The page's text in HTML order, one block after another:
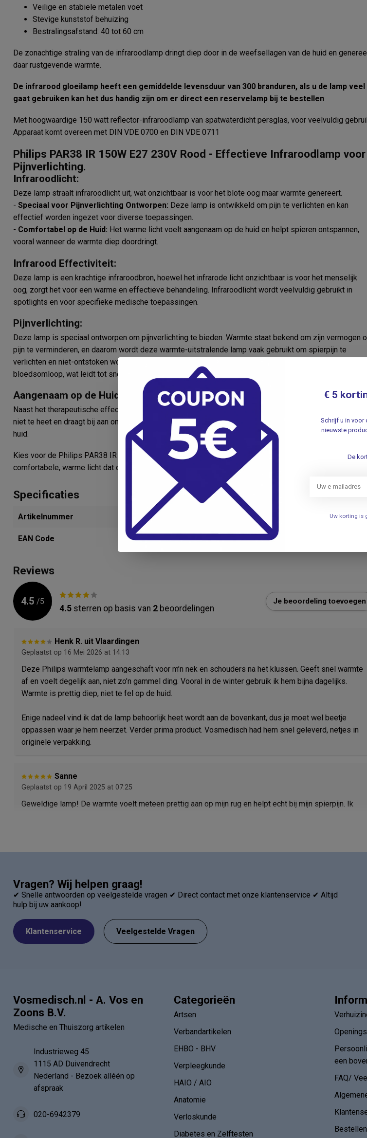
Veilige en stabiele metalen voet
Stevige kunststof behuizing
Bestralingsafstand: 40 tot 60 cm
De zonachtige straling van de infraroodlamp dringt diep door in de weefsellagen van de huid en
daar rustgevende warmte.
De infrarood gloeilamp heeft een gemiddelde levensduur van 300 branduren, als u de lamp veel
gaat gebruiken kan het dus handig zijn om er direct een reservelamp bij te bestellen
Met hoogwaardige 150 watt reflector-infraroodlamp van spatwaterdicht persglas, voor veelvuldig
Apparaat komt overeen met DIN VDE 0700 en DIN VDE 0711
Philips PAR38 IR 150W E27 230V Rood - Effectieve Infraroodlamp voor
Pijnverlichting.
Infraroodlicht:
Deze lamp straalt infraroodlicht uit, wat onzichtbaar is voor het blote oog maar warmte genereert.
- Speciaal voor Pijnverlichting Ontworpen: Deze lamp is ontwikkeld om pijn te verlichten en kan
effectief worden ingezet voor diverse toepassingen.
- Comfortabel op de Huid: Het warme licht voelt aangenaam op de huid en helpt spieren ontspannen,
vooral wanneer de warmte diep doordringt.
Infrarood Effectiviteit:
Deze lamp is een krachtige infraroodbron, hoewel het infrarode licht onzichtbaar is voor het menselijk
oog, zorgt het voor een warme en effectieve behandeling. Infraroodlicht wordt veelvuldig gebruikt in
spotlights en voor specifieke medische toepassingen.
Pijnverlichting:
Deze lamp is speciaal ontworpen om pijnverlichting te bieden. Warmte staat bekend om zijn vermogen
pijn te verminderen, en daarom wordt deze warmte-uitstralende lamp vaak gebruikt om spierpijn te
verlichten en niet-ontstoken wonden te behandelen. De warmte versnelt de genezing en stimuleert de
bloedsomloop, wat leidt tot snellere wondgenezing.
Aangenaam op de Huid:
Naast het therapeutische effect voelt het warme licht van deze lamp ook aangenaam op de huid. Het is
niet te heet en draagt bij aan ontspanning van de spieren, vooral wanneer de warmte diep doordringt in
huid.
Kies voor de Philips PAR38 IR 150W E27 230V Rood voor effectieve pijnverlichting en geniet van het
comfortabele, warme licht dat deze lamp biedt.
Specificaties
Artikelnummer
EAN Code 4005660240021
Reviews
4.5 /5
4.5 sterren op basis van 2 beoordelingen
Je beoordeling toevoegen
Henk R. uit Vlaardingen
Geplaatst op 16 Mei 2026 at 14:13
Deze Philips warmtelamp aangeschaft voor m’n nek en schouders na het klussen. Geeft snel warmte
af en voelt degelijk aan, niet zo’n gammel ding. Vooral in de winter gebruik ik hem bijna dagelijks.
Warmte is prettig diep, niet te fel op de huid.
Enige nadeel vind ik dat de lamp behoorlijk heet wordt aan de bovenkant, dus je moet wel beetje
oppassen waar je hem neerzet. Verder prima product. Vosmedisch had hem snel geleverd, netjes in
originele verpakking.
Sanne
Geplaatst op 19 April 2025 at 07:25
Geweldige lamp! De warmte voelt meteen prettig aan op mijn rug en helpt echt bij mijn spierpijn. Ik
Vragen? Wij helpen graag!
✔ Snelle antwoorden op veelgestelde vragen ✔ Direct contact met onze klantenservice ✔ Altijd
hulp bij uw aankoop!
Klantenservice Veelgestelde Vragen
Vosmedisch.nl - A. Vos en
Zoons B.V.
Medische en Thuiszorg artikelen
Industrieweg 45
1115 AD Duivendrecht
Nederland - Bezoek alléén op
afspraak
020-6942379
Categorieën
Artsen
Verbandartikelen
EHBO - BHV
Verpleegkunde
HAIO / AIO
Anatomie
Verloskunde
Diabetes en Zelftesten
een
FAQ/
€ 5
Schrijf u in voor
nieuwste
De
Uw korting is